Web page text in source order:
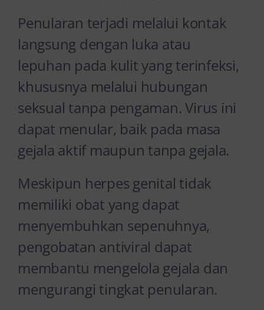
Penularan terjadi melalui kontak
langsung dengan luka atau
lepuhan pada kulit yang terinfeksi,
khususnya melalui hubungan
seksual tanpa pengaman. Virus ini
dapat menular, baik pada masa
gejala aktif maupun tanpa gejala.
Meskipun herpes genital tidak
memiliki obat yang dapat
menyembuhkan sepenuhnya,
pengobatan antiviral dapat
membantu mengelola gejala dan
mengurangi tingkat penularan.